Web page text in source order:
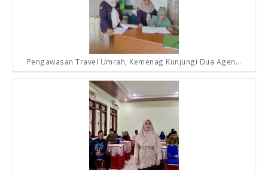
Pengawasan Travel Umrah, Kemenag Kunjungi Dua Agen…